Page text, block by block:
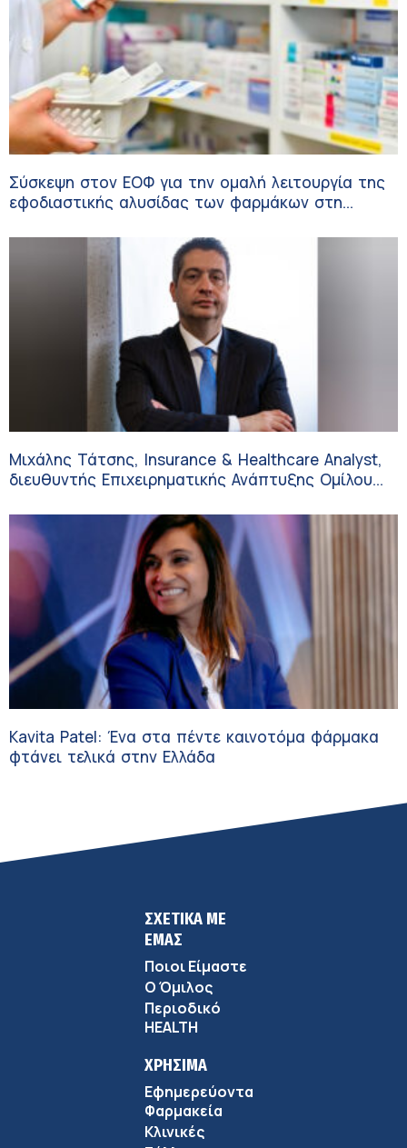
Σύσκεψη στον ΕΟΦ για την ομαλή λειτουργία της
εφοδιαστικής αλυσίδας των φαρμάκων στη
Μιχάλης Τάτσης, Insurance & Healthcare Analyst,
διευθυντής Επιχειρηματικής Ανάπτυξης Ομίλου
Kavita Patel: Ένα στα πέντε καινοτόμα φάρμακα
φτάνει τελικά στην Ελλάδα
ΣΧΕΤΙΚΑ ΜΕ
ΕΜΑΣ
Ποιοι Είμαστε
Ο Όμιλος
Περιοδικό
HEALTH
ΧΡΗΣΙΜΑ
Εφημερεύοντα
Φαρμακεία
Κλινικές